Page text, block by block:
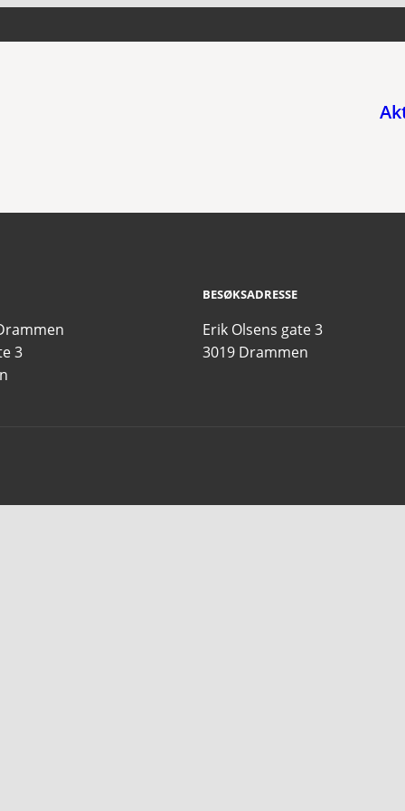
3
BESØKSADRESSE
Erik Olsens gate 3
3019 Drammen